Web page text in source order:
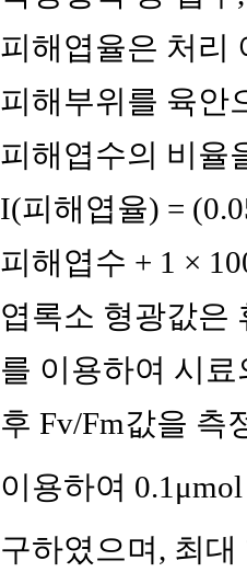
피해엽율은 처리
피해부위를 육안
피해엽수의 비율
I(피해엽율) =
피해엽수 + 1 ×
엽록소 형광값은
를 이용하여 시
후 Fv/Fm값을 측
이용하여 0.1μmol
구하였으며, 최대